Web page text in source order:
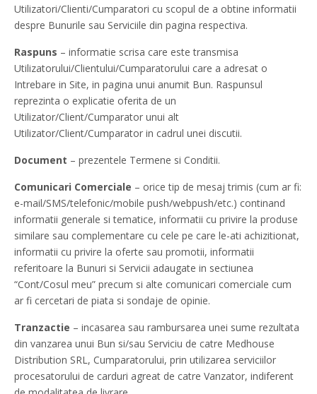
Utilizatori/Clienti/Cumparatori cu scopul de a obtine informatii
despre Bunurile sau Serviciile din pagina respectiva.
Raspuns – informatie scrisa care este transmisa
Utilizatorului/Clientului/Cumparatorului care a adresat o
Intrebare in Site, in pagina unui anumit Bun. Raspunsul
reprezinta o explicatie oferita de un
Utilizator/Client/Cumparator unui alt
Utilizator/Client/Cumparator in cadrul unei discutii.
Document – prezentele Termene si Conditii.
Comunicari Comerciale – orice tip de mesaj trimis (cum ar fi:
e-mail/SMS/telefonic/mobile push/webpush/etc.) continand
informatii generale si tematice, informatii cu privire la produse
similare sau complementare cu cele pe care le-ati achizitionat,
informatii cu privire la oferte sau promotii, informatii
referitoare la Bunuri si Servicii adaugate in sectiunea
“Cont/Cosul meu” precum si alte comunicari comerciale cum
ar fi cercetari de piata si sondaje de opinie.
Tranzactie – incasarea sau rambursarea unei sume rezultata
din vanzarea unui Bun si/sau Serviciu de catre Medhouse
Distribution SRL, Cumparatorului, prin utilizarea serviciilor
procesatorului de carduri agreat de catre Vanzator, indiferent